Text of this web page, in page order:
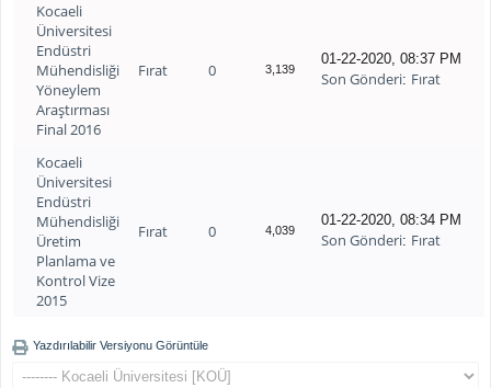
Kocaeli
Üniversitesi
Endüstri
Mühendisliği
Yöneylem
Araştırması
Final 2016
Fırat 0 3,139
01-22-2020, 08:37 PM
Son Gönderi: Fırat
Kocaeli
Üniversitesi
Endüstri
Mühendisliği
Üretim
Planlama ve
Kontrol Vize
2015
Fırat 0 4,039
01-22-2020, 08:34 PM
Son Gönderi: Fırat
Yazdırılabilir Versiyonu Görüntüle